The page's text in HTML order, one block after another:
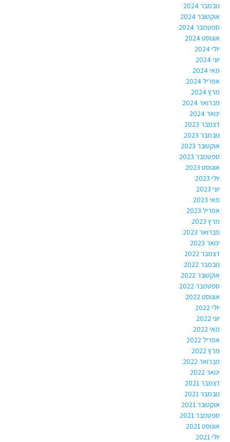
נובמבר 2024
אוקטובר 2024
ספטמבר 2024
אוגוסט 2024
יולי 2024
יוני 2024
מאי 2024
אפריל 2024
מרץ 2024
פברואר 2024
ינואר 2024
דצמבר 2023
נובמבר 2023
אוקטובר 2023
ספטמבר 2023
אוגוסט 2023
יולי 2023
יוני 2023
מאי 2023
אפריל 2023
מרץ 2023
פברואר 2023
ינואר 2023
דצמבר 2022
נובמבר 2022
אוקטובר 2022
ספטמבר 2022
אוגוסט 2022
יולי 2022
יוני 2022
מאי 2022
אפריל 2022
מרץ 2022
פברואר 2022
ינואר 2022
דצמבר 2021
נובמבר 2021
אוקטובר 2021
ספטמבר 2021
אוגוסט 2021
יולי 2021